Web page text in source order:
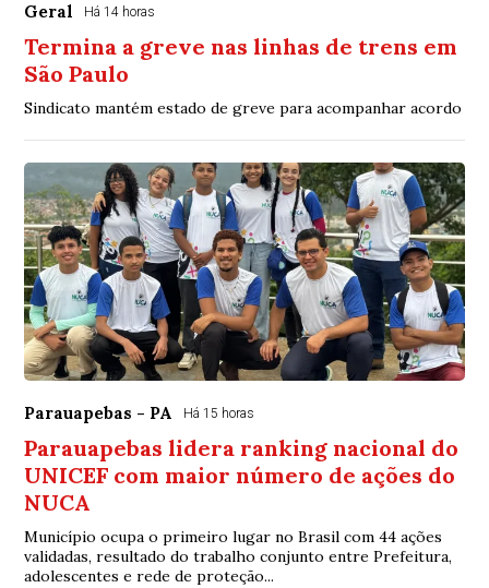
Geral Há 14 horas
Termina a greve nas linhas de trens em
São Paulo
Sindicato mantém estado de greve para acompanhar acordo
Parauapebas - PA Há 15 horas
Parauapebas lidera ranking nacional do
UNICEF com maior número de ações do
NUCA
Município ocupa o primeiro lugar no Brasil com 44 ações
validadas, resultado do trabalho conjunto entre Prefeitura,
adolescentes e rede de proteção...